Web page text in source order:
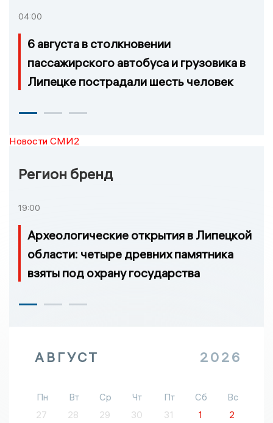
04:00
6 августа в столкновении
пассажирского автобуса и грузовика в
Липецке пострадали шесть человек
Новости СМИ2
Регион бренд
19:00
Археологические открытия в Липецкой
области: четыре древних памятника
взяты под охрану государства
АВГУСТ 2026
Пн Вт Ср Чт Пт Сб
Вс
27
28 29 30 31 1
2